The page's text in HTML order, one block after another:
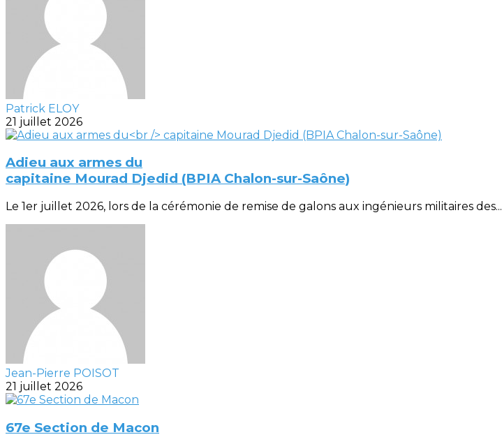
Patrick ELOY
21 juillet 2026
Adieu aux armes du
capitaine Mourad Djedid (BPIA Chalon-sur-Saône)
Le 1er juillet 2026, lors de la cérémonie de remise de galons aux ingénieurs militaires des...
Jean-Pierre POISOT
21 juillet 2026
67e Section de Macon